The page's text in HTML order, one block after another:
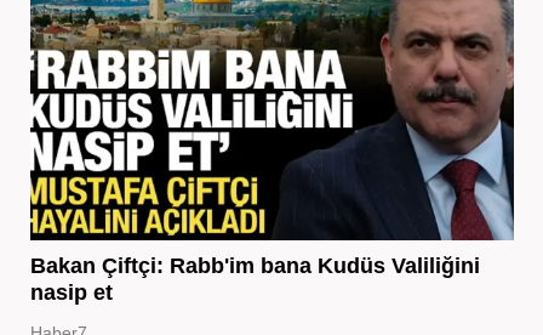
Bakan Çiftçi: Rabb'im bana Kudüs Valiliğini
nasip et